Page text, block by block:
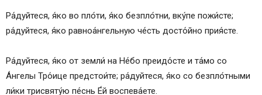
Тропарь, глас 8
Кондак 1
Икос 1
Ра́дуйтеся, я́ко во пло́ти, я́ко безпло́тни, вку́пе пожи́сте;
ра́дуйтеся, я́ко равноа́нгельную че́сть досто́йно прия́сте.
Ра́дуйтеся, я́ко от земли́ на Не́бо преидо́сте и та́мо со
А́нгелы Тро́ице предстои́те; ра́дуйтеся, я́ко со безпло́тными
ли́ки трисвяту́ю пе́снь Е́й воспева́ете.